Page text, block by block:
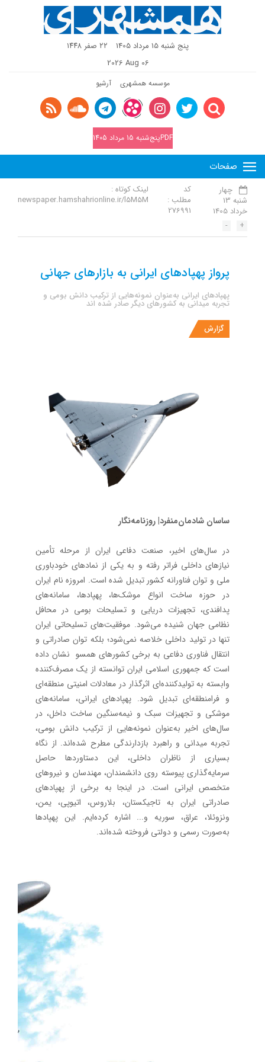
پنج شنبه 15 مرداد 1405
٢٢ صفر ١٤٤٨
2026 Aug 06
موسسه همشهری آرشیو
PDFپنج‌شنبه 15 مرداد 1405
صفحات
چهار
شنبه 13
خرداد 1405
کد
مطلب :
276991
لینک کوتاه :
newspaper.hamshahrionline.ir/l5M5M
+
-
پرواز پهپادهای ایرانی به بازارهای جهانی
پهپادهای ایرانی‌ به‌عنوان نمونه‌هایی از ترکیب دانش بومی و
تجربه میدانی به کشورهای دیگر صادر شده اند
گزارش
ساسان شادمان‌منفرد| روزنامه‌نگار
در سال‌های اخیر، صنعت دفاعی ایران از مرحله تأمین
نیازهای داخلی فراتر رفته و به یکی از نمادهای خودباوری
ملی و توان فناورانه کشور تبدیل شده است. امروزه نام ایران
در حوزه ساخت انواع موشک‌ها، پهپادها، سامانه‌های
پدافندی، تجهیزات دریایی و تسلیحات بومی در محافل
نظامی جهان شنیده می‌شود. موفقیت‌های تسلیحاتی ایران
تنها در تولید داخلی خلاصه نمی‌شود؛ بلکه توان صادراتی و
انتقال فناوری دفاعی به برخی کشورهای همسو ‌ نشان داده
است که جمهوری اسلامی ایران توانسته از یک مصرف‌کننده
وابسته به تولیدکننده‌ای اثرگذار در معادلات امنیتی منطقه‌ای
و فرامنطقه‌ای تبدیل شود. پهپادهای ایرانی، سامانه‌های
موشکی و تجهیزات سبک و نیمه‌سنگین ساخت داخل، در
سال‌های اخیر به‌عنوان نمونه‌هایی از ترکیب دانش بومی،
تجربه میدانی و راهبرد بازدارندگی مطرح شده‌اند. از نگاه
بسیاری از ناظران داخلی، این دستاوردها حاصل
سرمایه‌گذاری پیوسته روی دانشمندان، مهندسان و نیروهای
متخصص ایرانی است. در اینجا به برخی از پهپادهای
صادراتی ایران به تاجیکستان، بلاروس، اتیوپی، یمن،
ونزوئلا، عراق، سوریه و... اشاره کرده‌ایم. این پهپادها
به‌صورت رسمی و دولتی فروخته شده‌اند.